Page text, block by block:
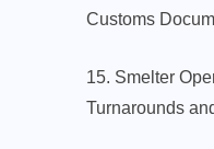
Customs
15. Smelter
Turnarounds